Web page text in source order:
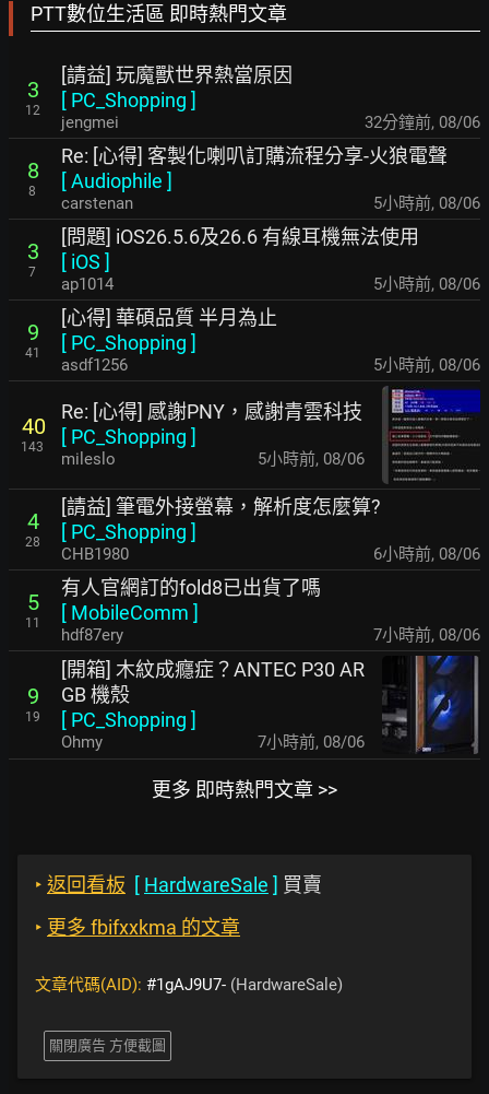
PTT數位生活區 即時熱門文章
3
12
[請益] 玩魔獸世界熱當原因
[ PC_Shopping ]
jengmei 32分鐘前, 08/06
8
8
Re: [心得] 客製化喇叭訂購流程分享-火狼電聲
[Audiophile ]
carstenan 5小時前, 08/06
3
7
[問題] iOS26.5.6及26.6 有線耳機無法使用
[ iOS ]
ap1014 5小時前, 08/06
9
41
[心得] 華碩品質 半月為止
[ PC_Shopping ]
asdf1256 5小時前, 08/06
40
143
Re: [心得] 感謝PNY，感謝青雲科技
[ PC_Shopping ]
mileslo 5小時前, 08/06
4
28
[請益] 筆電外接螢幕，解析度怎麼算?
[ PC_Shopping ]
CHB1980 6小時前, 08/06
5
11
有人官網訂的fold8已出貨了嗎
[ MobileComm ]
hdf87ery 7小時前, 08/06
9
19
[開箱] 木紋成癮症？ANTEC P30 AR
GB 機殼
[ PC_Shopping ]
Ohmy 7小時前, 08/06
更多 即時熱門文章 >>
‣ 返回看板 [ HardwareSale ] 買賣
‣ 更多 fbifxxkma 的文章
文章代碼(AID): #1gAJ9U7- (HardwareSale)
關閉廣告 方便截圖